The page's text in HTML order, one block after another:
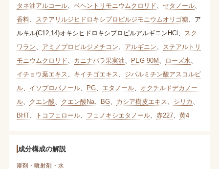
タネ油アルコール、 ベヘントリモニウムクロリド セタノール、
香料、 ステアリルジヒドロキシプロピルジモニウムオリゴ糖、 ア
ルキル(C12,14)オキシヒドロキシプロピルアルギニンHCl
スク
ワラン
アミノプロピルジメチコン アルギニン
ステアルトリ
モニウムクロリド
カニナバラ果実油 PEG-90M ローズ水
イチョウ葉エキス
キイチゴエキス
ジパルミチン酸アスコルビ
ル、 イソプロパノール、 PG、 エタノール、 オクチルドデカノー
ル、 クエン酸 クエン酸Na、 BG、 カシア樹皮エキス シリカ
BHT、 トコフェロール、 フェノキシエタノール、 赤227、 黄4
成分構成の解説
溶剤・噴射剤・水